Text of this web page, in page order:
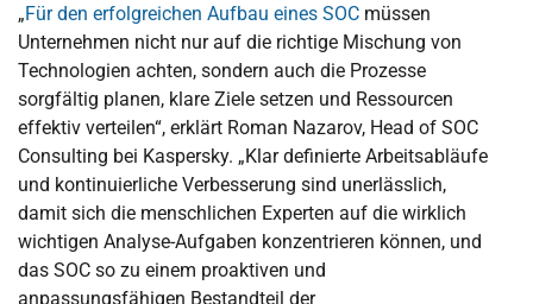
„Für den erfolgreichen Aufbau eines SOC müssen
Unternehmen nicht nur auf die richtige Mischung von
Technologien achten, sondern auch die Prozesse
sorgfältig planen, klare Ziele setzen und Ressourcen
effektiv verteilen“, erklärt Roman Nazarov, Head of SOC
Consulting bei Kaspersky. „Klar definierte Arbeitsabläufe
und kontinuierliche Verbesserung sind unerlässlich,
damit sich die menschlichen Experten auf die wirklich
wichtigen Analyse-Aufgaben konzentrieren können, und
das SOC so zu einem proaktiven und
anpassungsfähigen Bestandteil der